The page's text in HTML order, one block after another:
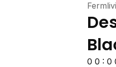
0 0 : 0